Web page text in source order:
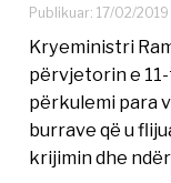
Publikuar: 17/02/
Kryeministri
përvjetorin e
përkulemi para
burrave që u
krijimin dhe